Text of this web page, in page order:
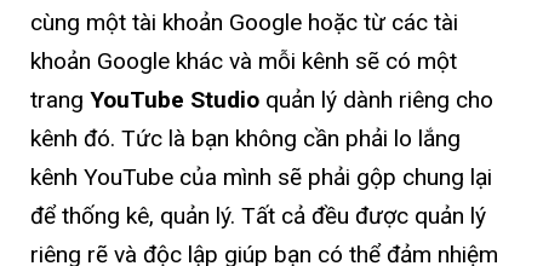
cùng một tài khoản Google hoặc từ các tài
khoản Google khác và mỗi kênh sẽ có một
trang YouTube Studio quản lý dành riêng cho
kênh đó. Tức là bạn không cần phải lo lắng
kênh YouTube của mình sẽ phải gộp chung lại
để thống kê, quản lý. Tất cả đều được quản lý
riêng rẽ và độc lập giúp bạn có thể đảm nhiệm